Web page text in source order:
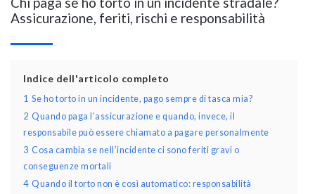
Assicurazione, feriti, rischi e responsabilità
Indice dell'articolo completo
1 Se ho torto in un incidente, pago sempre di tasca mia?
2 Quando paga l’assicurazione e quando, invece, il
responsabile può essere chiamato a pagare personalmente
3 Cosa cambia se nell’incidente ci sono feriti gravi o
conseguenze mortali
4 Quando il torto non è così automatico: responsabilità